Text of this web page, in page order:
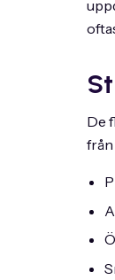
De
från